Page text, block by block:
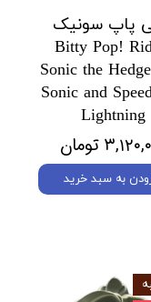
پاپ سونیک
Bitty Pop!
Sonic the
Sonic and
Lightning
تومان
به سبد خرید